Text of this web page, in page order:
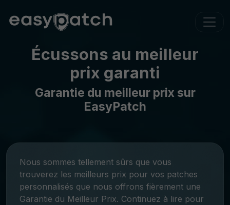
Écussons au meilleur
prix garanti
Garantie du meilleur prix sur
EasyPatch
Nous sommes tellement sûrs que vous
trouverez les meilleurs prix pour vos patches
personnalisés que nous offrons fièrement une
Garantie du Meilleur Prix. Continuez à lire pour